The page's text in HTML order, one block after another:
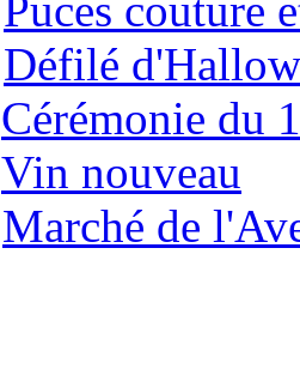
Puces couture
Défilé
Cérémonie du
Vin nouveau
Marché de